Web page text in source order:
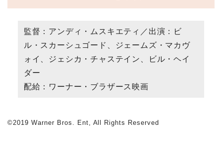
監督：アンディ・ムスキエティ／出演：ビ
ル・スカーシュゴード、ジェームズ・マカヴ
ォイ、ジェシカ・チャステイン、ビル・ヘイ
ダー
配給：ワーナー・ブラザース映画
©2019 Warner Bros. Ent, All Rights Reserved